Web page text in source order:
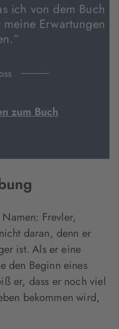
ich von dem Buch
Erwartungen
zum Buch
Frevler,
daran, denn er
ist. Als er eine
den Beginn eines
er, dass er noch viel
bekommen wird,